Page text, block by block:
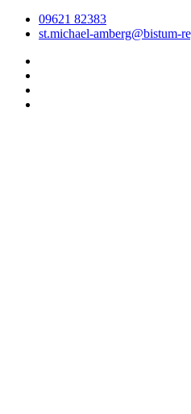
09621 82383
st.michael-amberg@bistum-